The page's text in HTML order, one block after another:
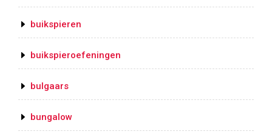
buikspieren
buikspieroefeningen
bulgaars
bungalow